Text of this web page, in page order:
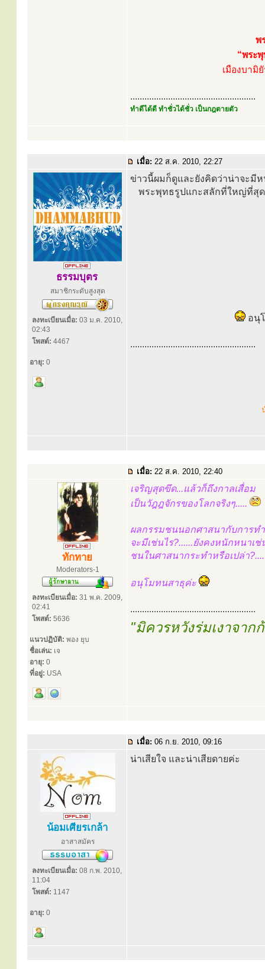
พ
“พระ
เมืองบามิ
.....................................................
ทำดีได้ดี ทำชั่วได้ชั่ว เป็นกฎตายตัว
เมื่อ: 22 ส.ค. 2010, 22:27
ธรรมบุตร
สมาชิกระดับสูงสุด
ลงทะเบียนเมื่อ: 03 ม.ค. 2010,
02:43
โพสต์: 4467
อายุ: 0
ข่าวนี้ผมก็ดูและยังคิดว่าน่าจะมี
พระพุทธรูปแกะสลักที่ใหญ่ที่สุด
อนุ
.....................................................
เมื่อ: 22 ส.ค. 2010, 22:40
ทักทาย
Moderators-1
ลงทะเบียนเมื่อ: 31 พ.ค. 2009,
02:41
โพสต์: 5636
แนวปฏิบัติ: พอง ยุบ
ชื่อเล่น: เจ
อายุ: 0
ที่อยู่: USA
เจริญสุดขึด...แล้วก็ถึงกาลเสื่อม
เป็นวัฎฎจักรของโลกจริงๆ.....
ผลกรรมชนนอกศาสนากับการท
จะมีเช่นไร?......ยังคงหนักหนาเช่
ชนในศาสนากระทำหรือเปล่า?....
อนุโมทนสาธุค่ะ
.....................................................
"มิควรหวังร่มเงาจาก
เมื่อ: 06 ก.ย. 2010, 09:16
น้อมเศียรเกล้า
อาสาสมัคร
ลงทะเบียนเมื่อ: 08 ก.พ. 2010,
11:04
โพสต์: 1147
อายุ: 0
น่าเสียใจ และน่าเสียดายค่ะ